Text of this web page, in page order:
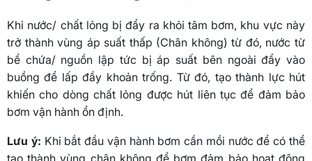
Khi nước/ chất lỏng bị đẩy ra khỏi tâm bơm, khu vực này
trở thành vùng áp suất thấp (Chân không) từ đó, nước từ
bể chứa/ nguồn lập tức bị áp suất bên ngoài đẩy vào
buồng để lấp đầy khoản trống. Từ đó, tạo thành lực hút
khiến cho dòng chất lỏng được hút liên tục để đảm bảo
bơm vận hành ổn định.
Lưu ý: Khi bắt đầu vận hành bơm cần mồi nước để có thể
tạo thành vùng chân không để bơm đảm bảo hoạt động